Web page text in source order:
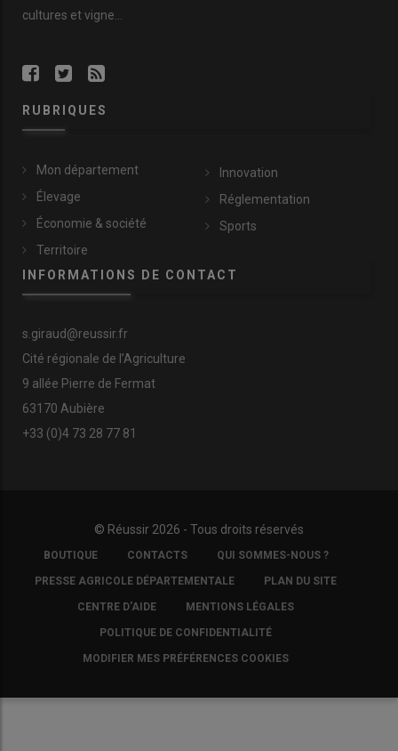
cultures et vigne...
RUBRIQUES
Mon département
Élevage
Économie & société
Territoire
Innovation
Réglementation
Sports
INFORMATIONS DE CONTACT
s.giraud@reussir.fr
Cité régionale de l’Agriculture
9 allée Pierre de Fermat
63170 Aubière
+33 (0)4 73 28 77 81
© Réussir 2026 - Tous droits réservés
FOOTER
COPYRIGHT
BOUTIQUE CONTACTS QUI SOMMES-NOUS ?
PRESSE AGRICOLE DÉPARTEMENTALE PLAN DU SITE
CENTRE D'AIDE MENTIONS LÉGALES
POLITIQUE DE CONFIDENTIALITÉ
MODIFIER MES PRÉFÉRENCES COOKIES